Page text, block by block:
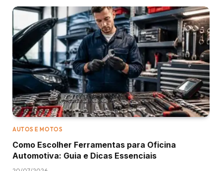
AUTOS E MOTOS
Como Escolher Ferramentas para Oficina
Automotiva: Guia e Dicas Essenciais